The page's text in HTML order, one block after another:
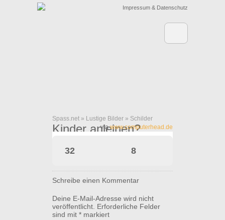
Impressum & Datenschutz
Spass.net » Lustige Bilder » Schilder
Kinder anleinen?
viawww.computerhead.de
32 8
Schreibe einen Kommentar
Deine E-Mail-Adresse wird nicht
veröffentlicht. Erforderliche Felder
sind mit * markiert